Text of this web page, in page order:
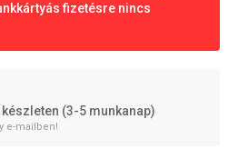
fizetésre nincs
(3-5 munkanap)
e-mailben!